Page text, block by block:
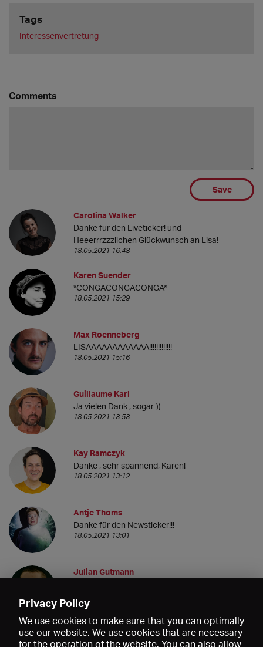
Tags
Interessenvertretung
Comments
Save
Carolina Walker
Danke für den Liveticker! und
Heeerrrzzzlichen Glückwunsch an Lisa!
18.05.2021 16:48
Karen Suender
*CONGACONGACONGA*
18.05.2021 15:29
Max Roenneberg
LISAAAAAAAAAAAA!!!!!!!!!!!!!
18.05.2021 15:16
Guillaume Karl
Ja vielen Dank , sogar-))
18.05.2021 13:53
Kay Ramczyk
Danke , sehr spannend, Karen!
18.05.2021 13:12
Antje Thoms
Danke für den Newsticker!!!
18.05.2021 13:01
Julian Gutmann
Privacy Policy
We use cookies to make sure that you can optimally
use our website. We use cookies that are necessary
for the operation of the website. You can also allow